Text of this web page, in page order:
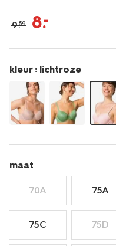
bh/voorgevormde-
met-
beugel-
lichtroze-
21805790LIGHTPINK.html
9.59 8.–
kleur : lichtroze
maat
70A 75A
75C 75D